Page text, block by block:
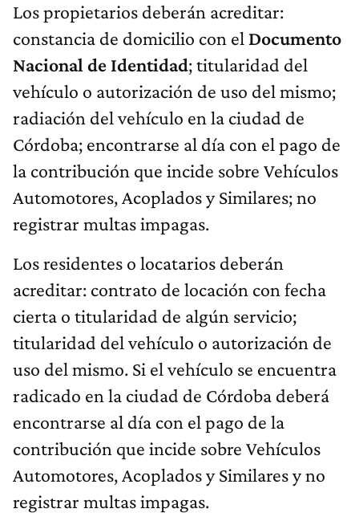
Los propietarios deberán acreditar:
constancia de domicilio con el Documento
Nacional de Identidad; titularidad del
vehículo o autorización de uso del mismo;
radiación del vehículo en la ciudad de
Córdoba; encontrarse al día con el pago de
la contribución que incide sobre Vehículos
Automotores, Acoplados y Similares; no
registrar multas impagas.
Los residentes o locatarios deberán
acreditar: contrato de locación con fecha
cierta o titularidad de algún servicio;
titularidad del vehículo o autorización de
uso del mismo. Si el vehículo se encuentra
radicado en la ciudad de Córdoba deberá
encontrarse al día con el pago de la
contribución que incide sobre Vehículos
Automotores, Acoplados y Similares y no
registrar multas impagas.